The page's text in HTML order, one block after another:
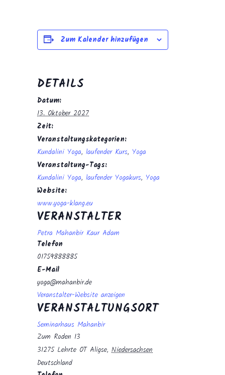
Zum Kalender hinzufügen
DETAILS
Datum:
13. Oktober 2027
Zeit:
Veranstaltungskategorien:
Kundalini Yoga, laufender Kurs, Yoga
Veranstaltung-Tags:
Kundalini Yoga, laufender Yogakurs, Yoga
Website:
www.yoga-klang.eu
VERANSTALTUNGSORT
Seminarhaus Mahanbir
Zum Roden 13
31275 Lehrte OT Aligse, Niedersachsen
Deutschland
VERANSTALTER
Petra Mahanbir Kaur Adam
Telefon
01759888885
E-Mail
yoga@mahanbir.de
Veranstalter-Website anzeigen